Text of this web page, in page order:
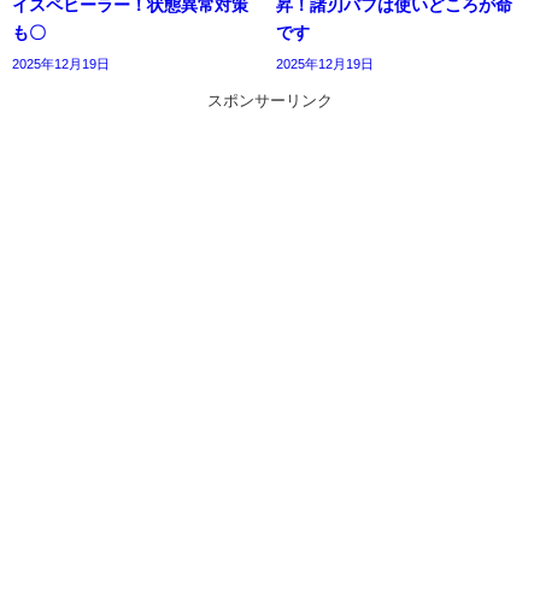
イスペヒーラー！状態異常対策
も〇
2025年12月19日
昇！諸刃バフは使いどころが命
です
2025年12月19日
スポンサーリンク